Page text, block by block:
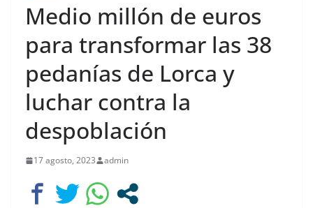
Medio millón de euros
para transformar las 38
pedanías de Lorca y
luchar contra la
despoblación
17 agosto, 2023 admin